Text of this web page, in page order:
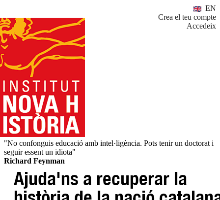
EN
Crea el teu compte
Accedeix
"No confonguis educació amb intel·ligència. Pots tenir un doctorat i
seguir essent un idiota"
Richard Feynman